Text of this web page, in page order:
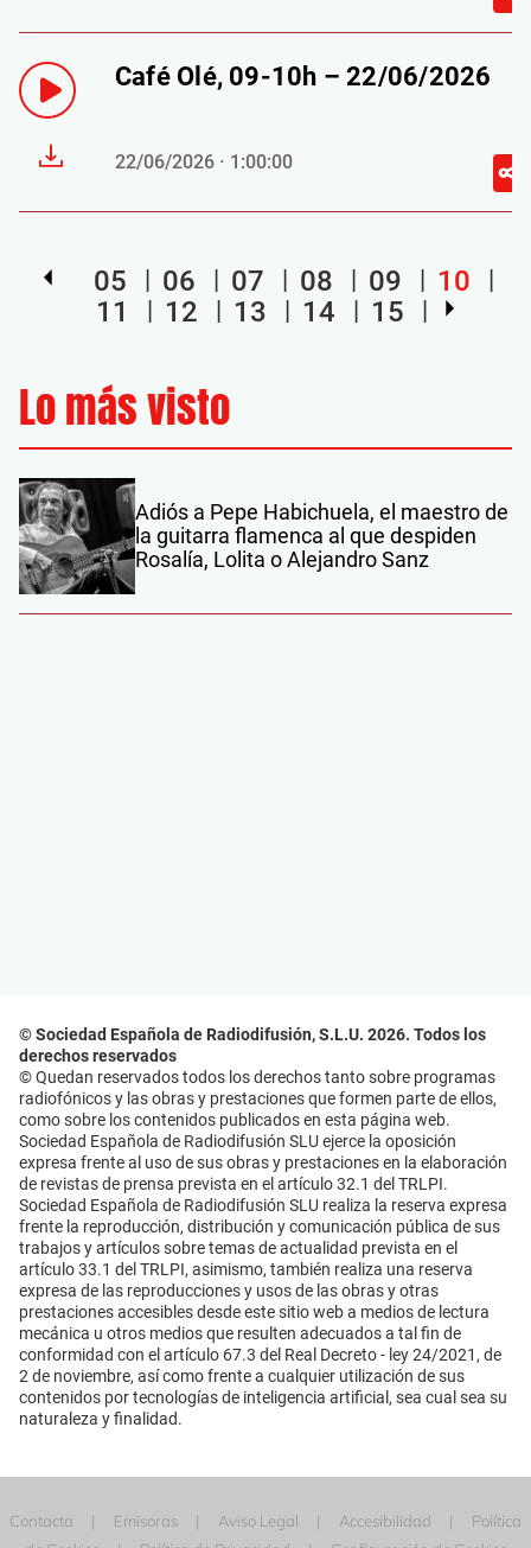
Café Olé, 09-10h – 22/06/2026
22/06/2026 · 1:00:00
05 06 07 08 09
10
11
12 13 14 15
Lo más visto
Adiós a Pepe Habichuela, el maestro de
la guitarra flamenca al que despiden
Rosalía, Lolita o Alejandro Sanz
© Sociedad Española de Radiodifusión, S.L.U. 2026. Todos los
derechos reservados
© Quedan reservados todos los derechos tanto sobre programas
radiofónicos y las obras y prestaciones que formen parte de ellos,
como sobre los contenidos publicados en esta página web.
Sociedad Española de Radiodifusión SLU ejerce la oposición
expresa frente al uso de sus obras y prestaciones en la elaboración
de revistas de prensa prevista en el artículo 32.1 del TRLPI.
Sociedad Española de Radiodifusión SLU realiza la reserva expresa
frente la reproducción, distribución y comunicación pública de sus
trabajos y artículos sobre temas de actualidad prevista en el
artículo 33.1 del TRLPI, asimismo, también realiza una reserva
expresa de las reproducciones y usos de las obras y otras
prestaciones accesibles desde este sitio web a medios de lectura
mecánica u otros medios que resulten adecuados a tal fin de
conformidad con el artículo 67.3 del Real Decreto - ley 24/2021, de
2 de noviembre, así como frente a cualquier utilización de sus
contenidos por tecnologías de inteligencia artificial, sea cual sea su
naturaleza y finalidad.
Contacta Emisoras Aviso Legal Accesibilidad
Política